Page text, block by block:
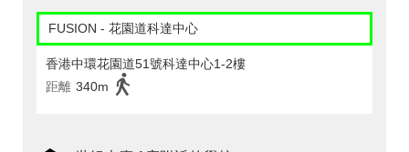
FUSION - 花園道科達中心
香港中環花園道51號科達中心1-2樓
距離 340m